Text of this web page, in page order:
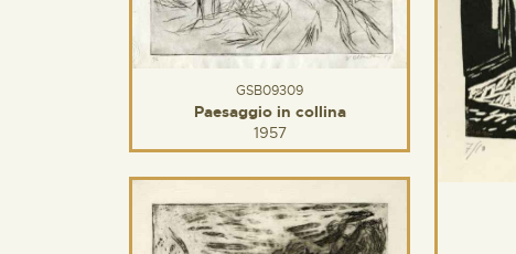
GSB09309
Paesaggio in collina
1957